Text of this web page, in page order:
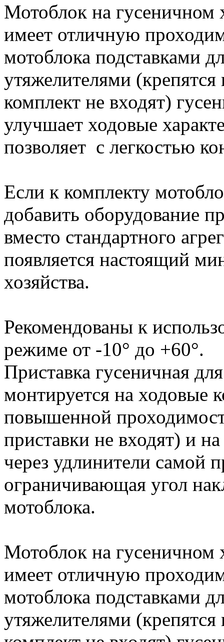
Мотоблок на
имеет отличную
мотоблока подставками
утяжелителями
комплект не входят)
улучшает ходовые
позволяет с легкостью
Если к комплекту
добавить оборудование
вместо стандартного
появляется настоящий
хозяйства.
Рекомендованы к
режиме от -10° до +60°.
Приставка гусеничная
монтируется на ходовые
повышенной
приставки не входят) и
через удлинители самой
ограничивающая угол
мотоблока.
Мотоблок на
имеет отличную
мотоблока подставками
утяжелителями